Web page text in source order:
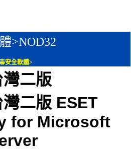
>NOD32
安全軟體>
二版
二版 ESET
for Microsoft